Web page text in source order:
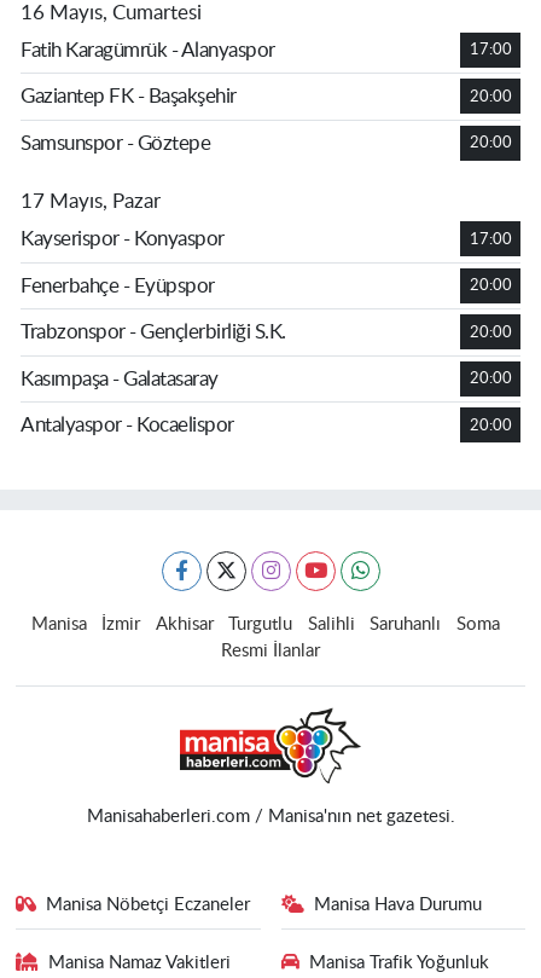
16 Mayıs, Cumartesi
Fatih Karagümrük - Alanyaspor
17:00
Gaziantep FK - Başakşehir 20:00
Samsunspor - Göztepe 20:00
17 Mayıs, Pazar
Kayserispor - Konyaspor
17:00
Fenerbahçe - Eyüpspor 20:00
Trabzonspor - Gençlerbirliği S.K. 20:00
Kasımpaşa - Galatasaray 20:00
Antalyaspor - Kocaelispor 20:00
Manisa İzmir Akhisar Turgutlu Salihli Saruhanlı
Soma
Resmi İlanlar
Manisahaberleri.com / Manisa'nın net gazetesi.
Manisa Nöbetçi Eczaneler Manisa Hava Durumu
Manisa Namaz Vakitleri Manisa Trafik Yoğunluk